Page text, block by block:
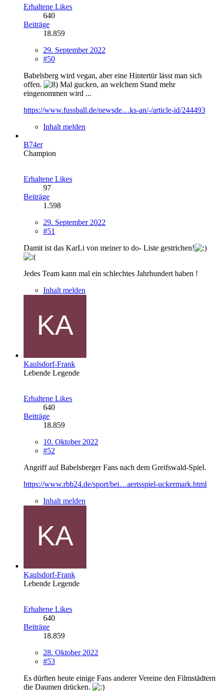
Erhaltene Likes
640
Beiträge
18.859
29. September 2022
#50
Babelsberg wird vegan, aber eine Hintertür lässt man sich
offen.
Mal gucken, an welchem Stand mehr
eingenommen wird ...
https://www.fussball.de/newsde…ks-an/-/article-id/244493
Inhalt melden
B74er
Champion
Erhaltene Likes
97
Beiträge
1.598
29. September 2022
#51
Damit ist das KarLi von meiner to do- Liste gestrichen!
Jedes Team kann mal ein schlechtes Jahrhundert haben !
Inhalt melden
Kaulsdorf-Frank
Lebende Legende
Erhaltene Likes
640
Beiträge
18.859
10. Oktober 2022
#52
Angriff auf Babelsberger Fans nach dem Greifswald-Spiel.
https://www.rbb24.de/sport/bei…aertsspiel-uckermark.html
Inhalt melden
Kaulsdorf-Frank
Lebende Legende
Erhaltene Likes
640
Beiträge
18.859
28. Oktober 2022
#53
Es dürften heute einige Fans anderer Vereine den Filmstädtern
die Daumen drücken.